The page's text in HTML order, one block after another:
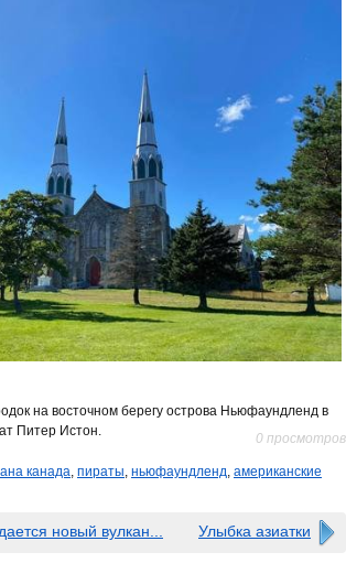
на восточном берегу острова Ньюфаундленд в
Питер Истон.
0 просмотров
канада, пираты, ньюфаундленд, американские
новый вулкан... Улыбка азиатки